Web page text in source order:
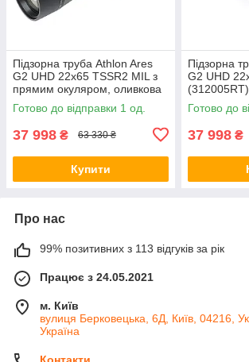
Підзорна труба Athlon Ares
G2 UHD 22x65 TSSR2 MIL з
прямим окуляром, оливкова
Готово до відправки 1 од.
37 998 ₴ 63 330 ₴
Купити
Підзорна
G2 UHD
(312005RT)
Готово до
37 998 ₴
Про нас
99% позитивних з 113 відгуків за рік
Працює з 24.05.2021
м. Київ
вулиця Берковецька, 6Д, Київ, 04216,
Україна